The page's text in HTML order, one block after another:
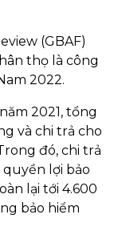
(GBAF)
thọ là công
2022.
2021, tổng
và chi trả cho
đó, chi trả
lợi bảo
lại tới 4.600
bảo hiểm